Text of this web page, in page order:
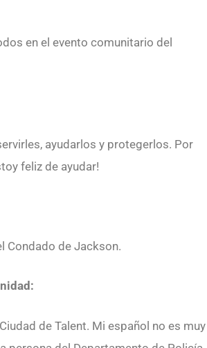
en el evento comunitario del
ayudarlos y protegerlos. Por
feliz de ayudar!
Condado de Jackson.
de Talent. Mi español no es muy